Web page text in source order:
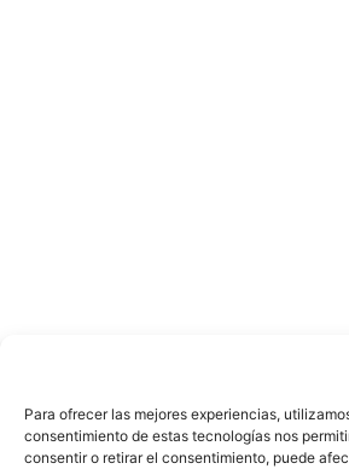
Para ofrecer las mejores experiencias,
consentimiento de estas tecnologías nos
consentir o retirar el consentimiento, puede